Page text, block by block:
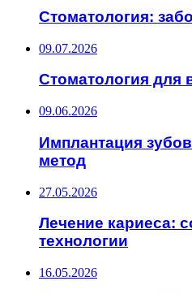
Стоматология:
09.07.2026
Стоматология для
09.06.2026
Имплантация
метод
27.05.2026
Лечение кариеса:
технологии
16.05.2026